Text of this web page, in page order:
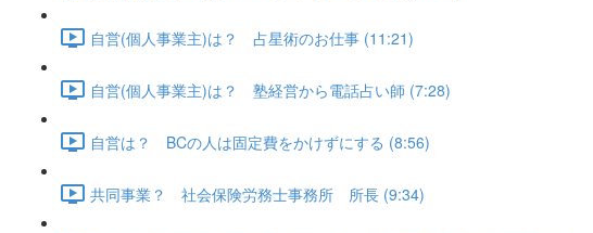
自営(個人事業主)は？ 占星術のお仕事 (11:21)
自営(個人事業主)は？ 塾経営から電話占い師 (7:28)
自営は？ BCの人は固定費をかけずにする (8:56)
共同事業？ 社会保険労務士事務所 所長 (9:34)